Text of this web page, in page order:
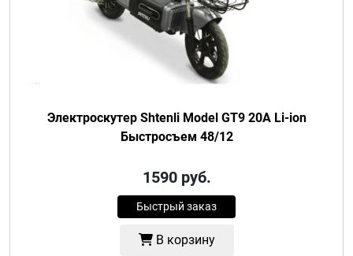
Электроскутер Shtenli Model GT9 20A Li-ion
Быстросъем 48/12
1590руб.
Быстрый заказ
В корзину